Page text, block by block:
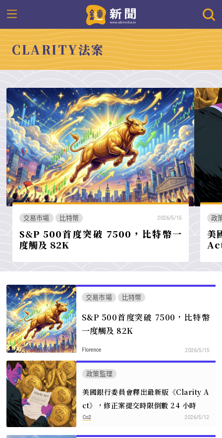
CLARITY法案
交易市場 比特幣 2026/5/15
S&P 500首度突破 7500，比特幣一
度觸及 82K
政
美
交易市場 比特幣
S&P 500首度突破 7500，比特幣
一度觸及 82K
Florence 2026/5/15
政策監理
美國銀行委員會釋出最新版《Clarity A
ct》，修正案提交時限倒數 24 小時
Co2 2026/5/12